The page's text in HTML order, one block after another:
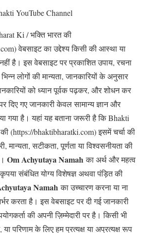
YouTube Channel
Ki / भक्ति भारत की
वेबसाइट का उद्देश्य किसी की आस्था या
है। इस वेबसाइट पर प्रकाशित उपाय, रचना
लोगों की मान्यता, जानकारियों के अनुसार
को ध्यान पूर्वक पढ़कर, और शोधन कर
दिए गए जानकारी केवल सामान्य ज्ञान और
गया है। यहां यह बताना जरूरी है कि Bhakti
(https://bhaktibharatki.com) इसमें चर्चा की
मान्यता, सटीकता, पूर्णता या विश्वसनीयता की
Om Achyutaya Namahका अर्थ और महत्व
संबंधित योग्य विशेषज्ञ अथवा पंड़ित की
Namah का उच्चारण करना या ना
करता है। इस वेबसाइट पर दी गई जानकारी
की अपनी ज़िम्मेदारी पर है। किसी भी
परिणाम के लिए हम प्रत्यक्ष या अप्रत्यक्ष रूप